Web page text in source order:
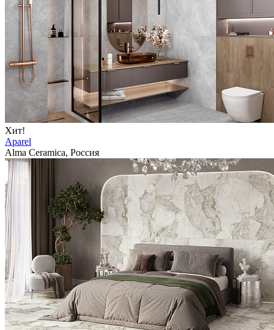
Хит!
Aparel
Alma Ceramica, Россия